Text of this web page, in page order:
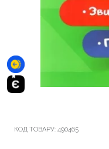
КОД ТОВАРУ: 490465